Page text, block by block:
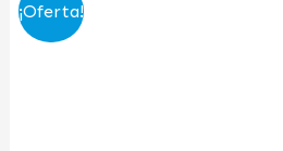
¡Oferta!